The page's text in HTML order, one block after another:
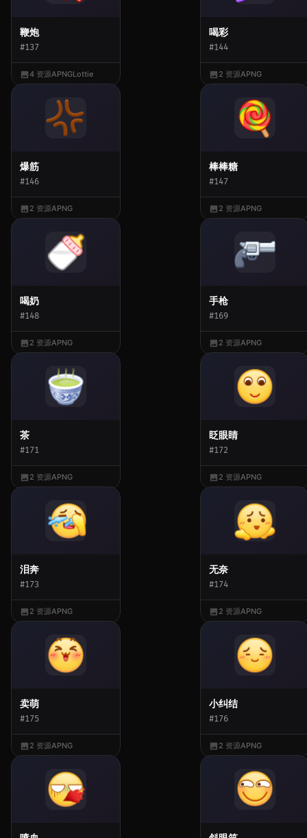
鞭炮
#137
4 资源APNGLottie
喝彩
#144
2 资源APNG
爆筋
#146
2 资源APNG
棒棒糖
#147
2 资源APNG
喝奶
#148
2 资源APNG
手枪
#169
2 资源APNG
茶
#171
2 资源APNG
眨眼睛
#172
2 资源APNG
泪奔
#173
2 资源APNG
无奈
#174
2 资源APNG
卖萌
#175
2 资源APNG
小纠结
#176
2 资源APNG